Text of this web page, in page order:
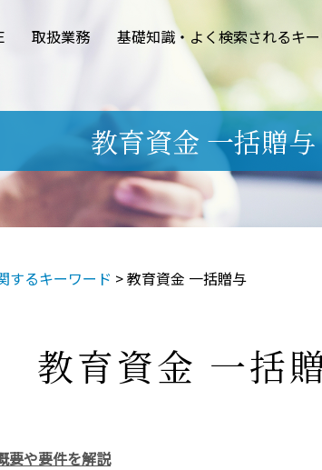
取扱業務 基礎知識・よく検索されるキ
教育資金 一括贈与
するキーワード >教育資金 一括贈与
教育資金 一括
要や要件を解説